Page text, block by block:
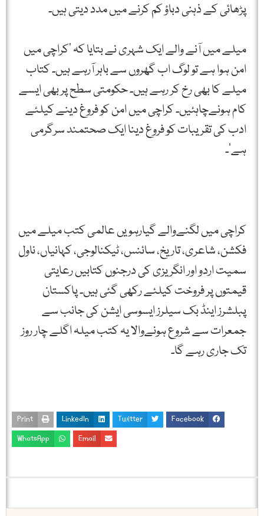
پڑھائی کے ذہنی دباؤ کم کرنے میں مدد دیتی ہیں۔
میلے میں آنے والے ایک شہری نے بتایا کہ ’کراچی میں
امن ہوا ہے تو لوگ اب گھروں سے باہر آرہے ہیں۔ کتاب
میلے کا بھی رخ کر رہے ہیں۔ حکومتی سطح پر بھی ایسے
کام ہونےچاہئیں۔ کراچی میں امن کو فروغ دینے کیلئے
ادب کی تقریبات کو فروغ دینا ایک صحتمند سرگرمی
ہے‘۔
کراچی میں لگنےوالے گیارہویں عالمی کتب میلے میں
فکشن، شاعری، تاریخ، سائنس، ٹیکنالوجی، کہانیاں، ناول
سمیت اردو اور انگریزی کی درجنوں کتابیں رعایتی
قیمتوں پر فروخت کیلئے رکھی گئی ہیں۔ پاکستان
پبلشرز اینڈ بک سیلرز ایسوسی ایشن کی جانب سے
جمعرات سے شروع ہونےوالا یہ کتب میلہ اگلے چار روز
تک جاری رہے گا۔
Facebook
Twitter
LinkedIn
Print
Email
WhatsApp